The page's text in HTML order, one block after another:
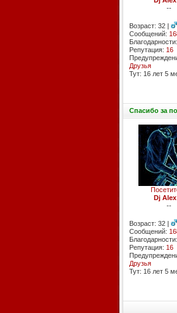
--
Возраст: 32 |
Сообщений:
Благодарности:
Репутация: 16
Друзья
Тут: 16 лет 5
Спасибоза
Dj Alex
--
Возраст: 32 |
Сообщений:
Благодарности:
Репутация: 16
Друзья
Тут: 16 лет 5